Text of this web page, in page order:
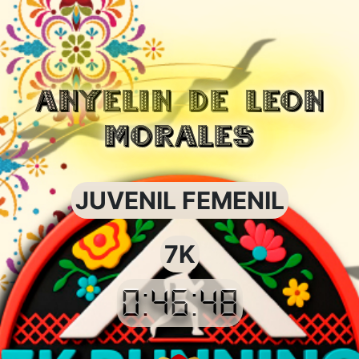
ANYELIN DE LEON
MORALES
JUVENIL FEMENIL
7K
0:46:48